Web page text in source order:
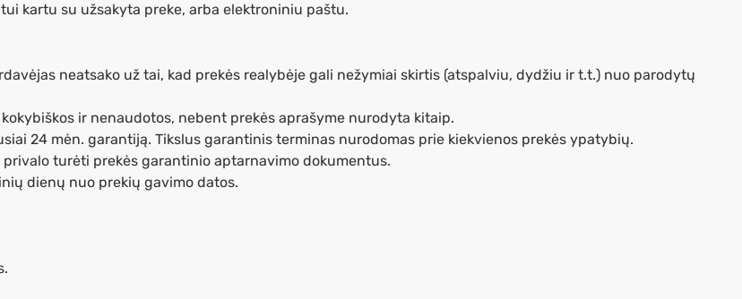
kartu su užsakyta preke, arba elektroniniu paštu.
neatsako už tai, kad prekės realybėje gali nežymiai skirtis (atspalviu, dydžiu ir t.t.) nuo parodytų
ir nenaudotos, nebent prekės aprašyme nurodyta kitaip.
24 mėn. garantiją. Tikslus garantinis terminas nurodomas prie kiekvienos prekės ypatybių.
turėti prekės garantinio aptarnavimo dokumentus.
dienų nuo prekių gavimo datos.